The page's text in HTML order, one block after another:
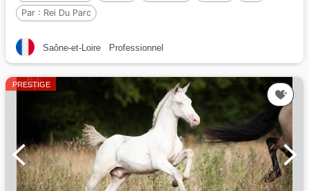
Par : Rei Du Parc
Saône-et-Loire Professionnel
PRESTIGE